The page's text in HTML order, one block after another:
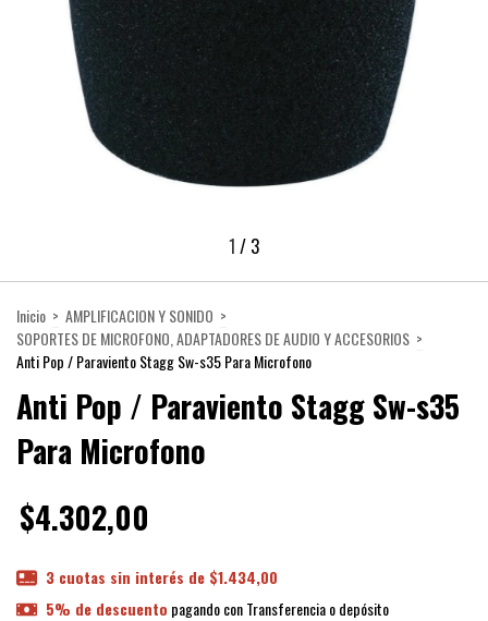
1 / 3
Inicio > AMPLIFICACION Y SONIDO >
SOPORTES DE MICROFONO, ADAPTADORES DE AUDIO Y ACCESORIOS >
Anti Pop / Paraviento Stagg Sw-s35 Para Microfono
Anti Pop / Paraviento Stagg Sw-s35
Para Microfono
$4.302,00
3 cuotas sin interés de $1.434,00
5% de descuento pagando con Transferencia o depósito